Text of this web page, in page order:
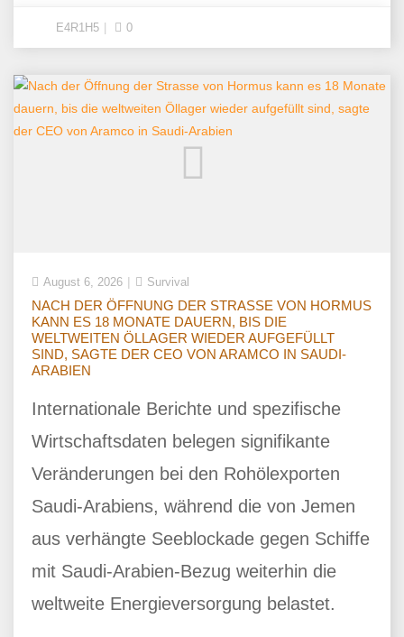
E4R1H5 0
August 6, 2026 Survival
NACH DER ÖFFNUNG DER STRASSE VON HORMUS
KANN ES 18 MONATE DAUERN, BIS DIE
WELTWEITEN ÖLLAGER WIEDER AUFGEFÜLLT
SIND, SAGTE DER CEO VON ARAMCO IN SAUDI-
ARABIEN
Internationale Berichte und spezifische
Wirtschaftsdaten belegen signifikante
Veränderungen bei den Rohölexporten
Saudi-Arabiens, während die von Jemen
aus verhängte Seeblockade gegen Schiffe
mit Saudi-Arabien-Bezug weiterhin die
weltweite Energieversorgung belastet.